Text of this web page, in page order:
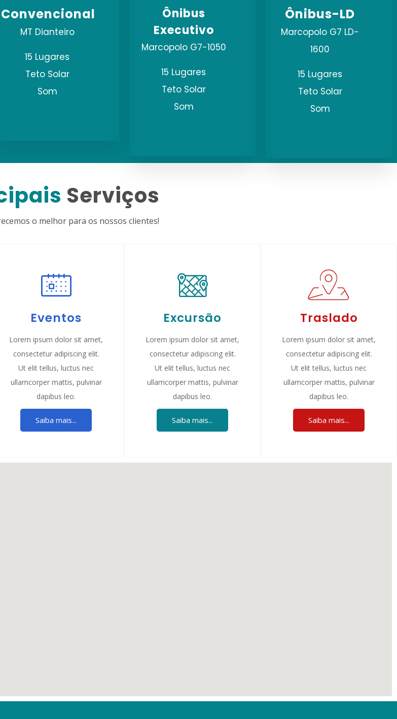
Convencional
MT Dianteiro
15 Lugares
Teto Solar
Som
Ônibus
Executivo
Marcopolo G7-1050
15 Lugares
Teto Solar
Som
Ônibus-LD
Marcopolo G7 LD-
1600
15 Lugares
Teto Solar
Som
Serviços
o melhor para os nossos clientes!
Eventos
Lorem ipsum dolor sit amet,
consectetur adipiscing elit.
Ut elit tellus, luctus nec
ullamcorper mattis, pulvinar
dapibus leo.
Saiba mais...
Excursão
Lorem ipsum dolor sit amet,
consectetur adipiscing elit.
Ut elit tellus, luctus nec
ullamcorper mattis, pulvinar
dapibus leo.
Saiba mais...
Traslado
Lorem ipsum dolor sit amet,
consectetur adipiscing elit.
Ut elit tellus, luctus nec
ullamcorper mattis, pulvinar
dapibus leo.
Saiba mais...